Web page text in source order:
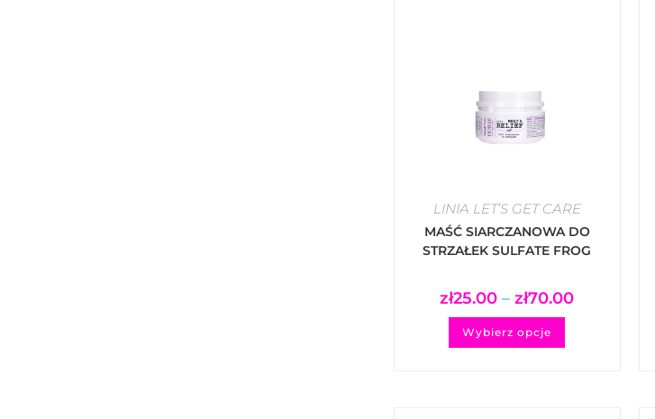
LINIA LET’S GET CARE
MAŚĆ SIARCZANOWA DO
STRZAŁEK SULFATE FROG
RELIEF
zł25.00 – zł70.00
Wybierz opcje